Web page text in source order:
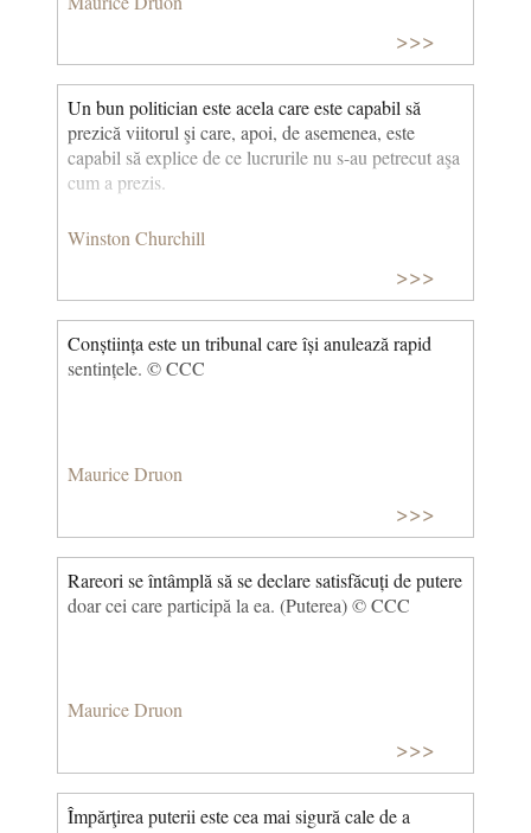
>>>
Un bun politician este acela care este capabil să
prezică viitorul şi care, apoi, de asemenea, este
capabil să explice de ce lucrurile nu s-au petrecut aşa
cum a prezis.
Winston Churchill
>>>
Conștiința este un tribunal care își anulează rapid
sentințele. © CCC
Maurice Druon
>>>
Rareori se întâmplă să se declare satisfăcuți de putere
doar cei care participă la ea. (Puterea) © CCC
Maurice Druon
>>>
Împărţirea puterii este cea mai sigură cale de a